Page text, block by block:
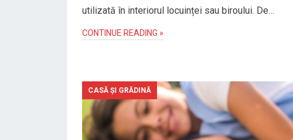
utilizată în interiorul locuinței sau biroului. De…
CONTINUE READING »
CASĂ ȘI GRĂDINĂ